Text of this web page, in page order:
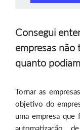
Consegui
empresas
quanto podiam
Tornar as
objetivo do
uma empresa que
automatização